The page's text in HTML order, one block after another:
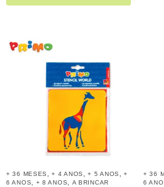
+ 36 MESES ,+ 4 ANOS ,+ 5 ANOS ,+
6 ANOS
+ 8 ANOS A BRINCAR
+ 36
6